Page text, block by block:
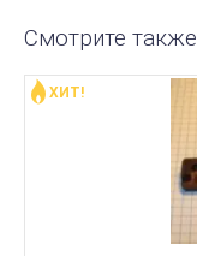
Смотрите также
ХИТ!